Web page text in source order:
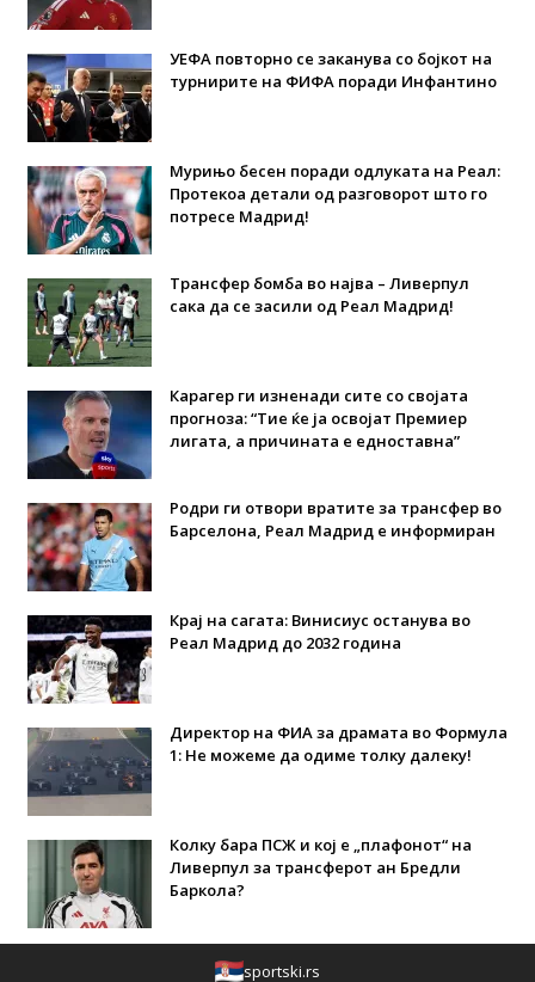
УЕФА повторно се заканува со бојкот на
турнирите на ФИФА поради Инфантино
Мурињо бесен поради одлуката на Реал:
Протекоа детали од разговорот што го
потресе Мадрид!
Трансфер бомба во најва – Ливерпул
сака да се засили од Реал Мадрид!
Карагер ги изненади сите со својата
прогноза: “Тие ќе ја освојат Премиер
лигата, а причината е едноставна”
Родри ги отвори вратите за трансфер во
Барселона, Реал Мадрид е информиран
Крај на сагата: Винисиус останува во
Реал Мадрид до 2032 година
Директор на ФИА за драмата во Формула
1: Не можеме да одиме толку далеку!
Колку бара ПСЖ и кој е „плафонот“ на
Ливерпул за трансферот ан Бредли
Баркола?
sportski.rs